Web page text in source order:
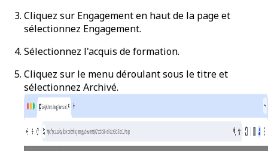
Cliquez sur Engagementen haut de la page et
sélectionnez Engagement.
Sélectionnez l'acquis de formation.
Cliquez sur le menu déroulant sous le titre et
sélectionnez Archivé.